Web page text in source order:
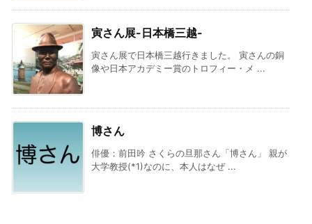
寅さん展-日本橋三越-
寅さん展で日本橋三越行きました。 寅さんの銅
像や日本アカデミー賞のトロフィー・メ ...
博さん
俳優：前田吟 さくらの旦那さん「博さん」 親が
大学教授(*1)なのに、本人はなぜ ...